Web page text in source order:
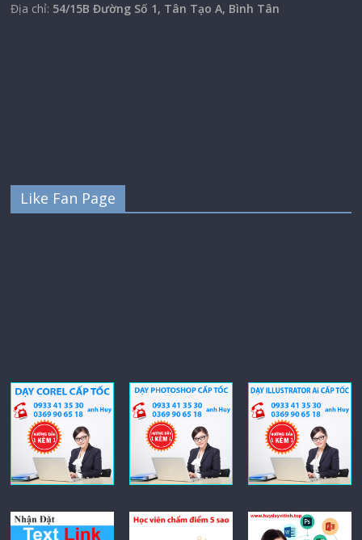
Địa chỉ: 54/15B Đường Số 1, Tân Tạo A, Bình Tân
Like Fan Page